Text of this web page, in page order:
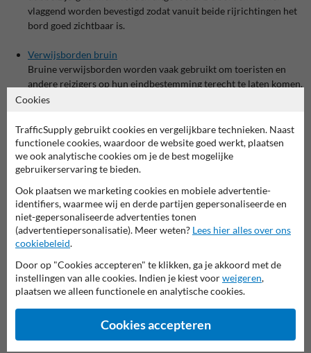
vlaggend worden bevestigd zodat vanuit beide rijrichtingen het
bord goed zichtbaar is.
Verwijsborden bruin
Bruine verwijsborden worden vaak gebruikt om toeristen en
andere reizigers op hun eindbestemming terecht te laten komen.
Het gaat dan vaak om culturele en natuurlijke
recreatiegebieden. De bewegwijzering borden worden dus
gebruikt om de mensen veilig naar hun eindbestemming te
loodsen. Het is dan ook niet gek dat de bruine verwijsborden ook
wel toeristische bewegwijzeringsborden worden genoemd. Deze
borden maken ook weer deel uit van het nationale
bewegwijzeringssysteem. Ook bij de bruine verwijsborden
wordt bijna altijd gebruik gemaakt van symbolen om de tekst op
het bord te ondersteunen. Voorbeelden zijn een boom symbool
om een bos of park aan te geven of een symbool van een camper
belangrijk voor de toeristische sector omdat bezoekers de
attracties en bezienswaardigheden makkelijker kunnen vinden.
Cookies
TrafficSupply gebruikt cookies en vergelijkbare technieken. Naast
functionele cookies, waardoor de website goed werkt, plaatsen
we ook analytische cookies om je de best mogelijke
gebruikerservaring te bieden.
Ook plaatsen we marketing cookies en mobiele advertentie-
identifiers, waarmee wij en derde partijen gepersonaliseerde en
niet-gepersonaliseerde advertenties tonen
(advertentiepersonalisatie). Meer weten? Lees hier alles over ons
cookiebeleid.
Door op "Cookies accepteren" te klikken, ga je akkoord met de
instellingen van alle cookies. Indien je kiest voorweigeren,
plaatsen we alleen functionele en analytische cookies.
Cookies accepteren